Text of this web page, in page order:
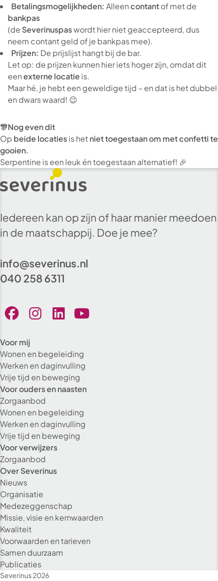
Betalingsmogelijkheden: Alleencontantof met de
bankpas
(de Severinuspaswordt hier niet geaccepteerd, dus
neem contant geld of je bankpas mee).
Prijzen: De prijslijst hangt bij de bar.
Let op: de prijzen kunnen hier iets hoger zijn, omdat dit
eenexterne locatie is.
Maar hé, je hebt een geweldige tijd – en dat is het dubbel
en dwars waard! 😉
🎊Nog even dit
Op beide locatiesis het niet toegestaan om met confetti te
gooien.
Serpentine is een leuk én toegestaan alternatief! 🎉
Iedereen kan op zijn of haar manier meedoen
in de maatschappij. Doe je mee?
info@severinus.nl
040 258 6311
Voor mij
Wonen en begeleiding
Werken en daginvulling
Vrije tijd en beweging
Voor ouders en naasten
Zorgaanbod
Wonen en begeleiding
Werken en daginvulling
Vrije tijd en beweging
Voor verwijzers
Zorgaanbod
Over Severinus
Nieuws
Organisatie
Medezeggenschap
Missie, visie en kernwaarden
Kwaliteit
Voorwaarden en tarieven
Samen duurzaam
Publicaties
Severinus 2026